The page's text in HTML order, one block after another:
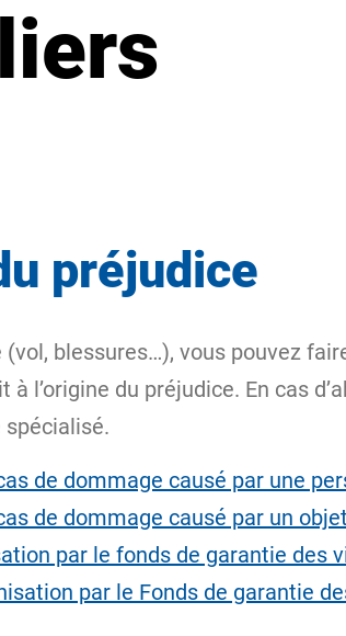
préjudice
blessures…), vous pouvez
l’origine du préjudice. En cas
de dommage causé par une
de dommage causé par un objet
par le fonds de garantie des
par le Fonds de garantie